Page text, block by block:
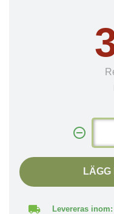
LÄGG
Levereras